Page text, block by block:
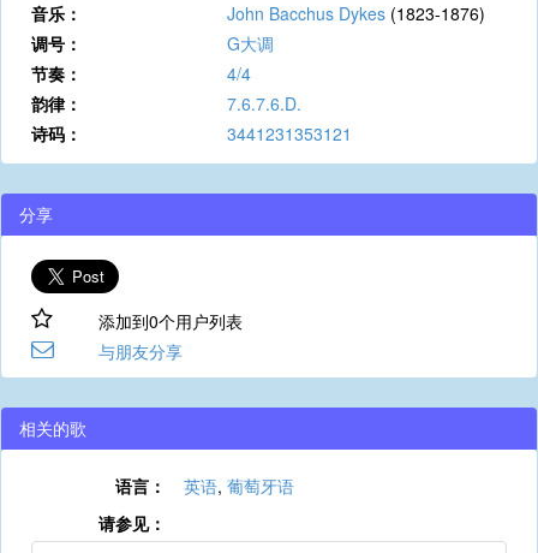
音乐：
John Bacchus Dykes (1823-1876)
调号：
G大调
节奏：
4/4
韵律：
7.6.7.6.D.
诗码：
3441231353121
分享
添加到0个用户列表
与朋友分享
相关的歌
语言： 英语, 葡萄牙语
请参见：